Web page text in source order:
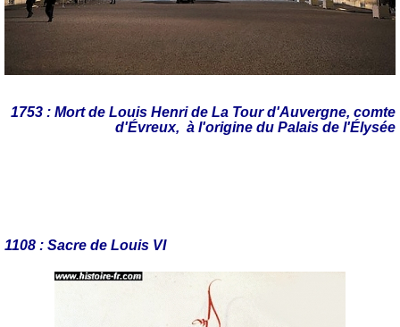
1753 : Mort de Louis Henri de La Tour d'Auvergne, comte
d'Évreux, à l'origine du Palais de l'Élysée
1108 : Sacre de Louis VI